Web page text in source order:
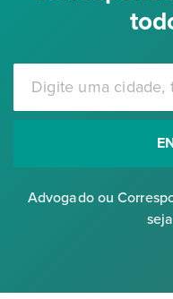
Advogado ou